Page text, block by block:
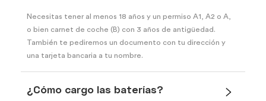
Necesitas tener al menos 18 años y un permiso A1, A2 o A,
o bien carnet de coche (B) con 3 años de antigüedad.
También te pediremos un documento con tu dirección y
una tarjeta bancaria a tu nombre.
¿Cómo cargo las baterías?